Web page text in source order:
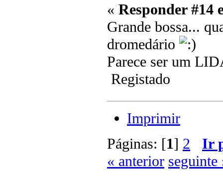
« Responder #14
Grande bossa...
dromedário
Parece ser um
Registado
Imprimir
Páginas: [1] 2
Ir
« anterior seguinte